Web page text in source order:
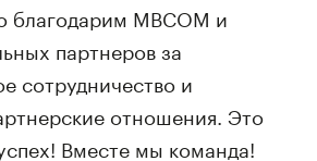
благодарим MBCOM и
партнеров за
сотрудничество и
отношения. Это
Вместе мы команда!